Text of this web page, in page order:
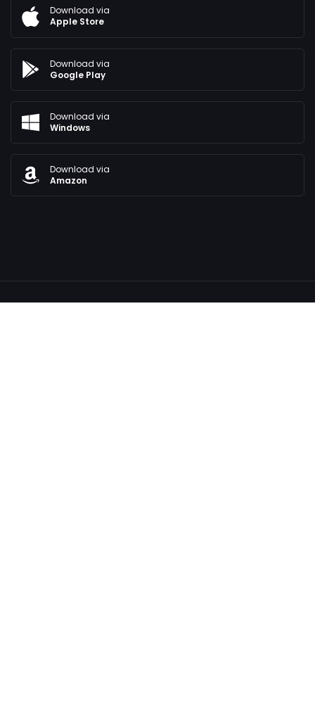
Download via
Apple Store
Download via
Google Play
Download via
Windows
Download via
Amazon